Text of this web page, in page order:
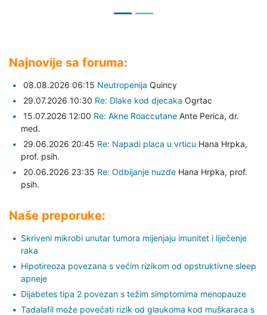
Najnovije sa foruma:
08.08.2026 06:15 Neutropenija Quincy
29.07.2026 10:30 Re: Dlake kod djecaka Ogrtac
15.07.2026 12:00 Re: Akne Roaccutane Ante Perica, dr.
med.
29.06.2026 20:45 Re: Napadi placa u vrticu Hana Hrpka,
prof. psih.
20.06.2026 23:35 Re: Odbijanje nuzde Hana Hrpka, prof.
psih.
Naše preporuke:
Skriveni mikrobi unutar tumora mijenjaju imunitet i liječenje
raka
Hipotireoza povezana s većim rizikom od opstruktivne sleep
apneje
Dijabetes tipa 2 povezan s težim simptomima menopauze
Tadalafil može povećati rizik od glaukoma kod muškaraca s